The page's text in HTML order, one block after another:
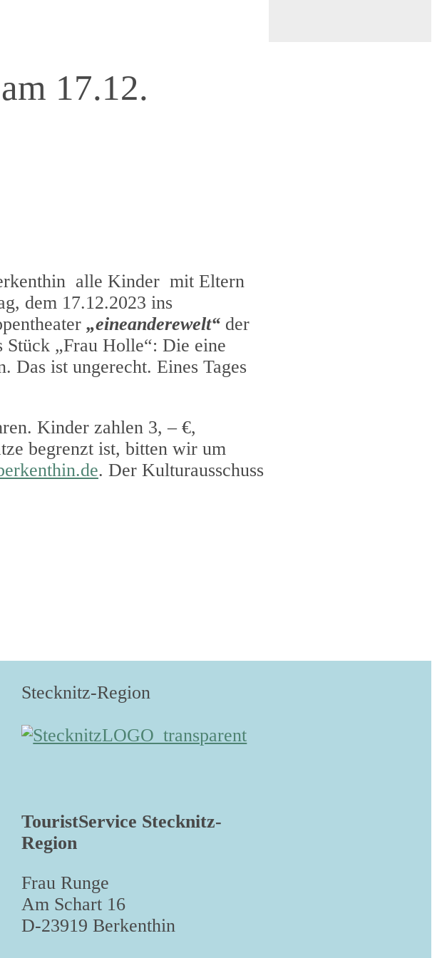
17.12.
alle Kinder mit Eltern
dem 17.12.2023 ins
„eineanderewelt“ der
„Frau Holle“: Die eine
Das ist ungerecht. Eines Tages
Kinder zahlen 3, – €,
begrenzt ist, bitten wir um
. Der Kulturausschuss
Stecknitz-Region
TouristService Stecknitz-
Region
Frau Runge
Am Schart 16
D-23919 Berkenthin